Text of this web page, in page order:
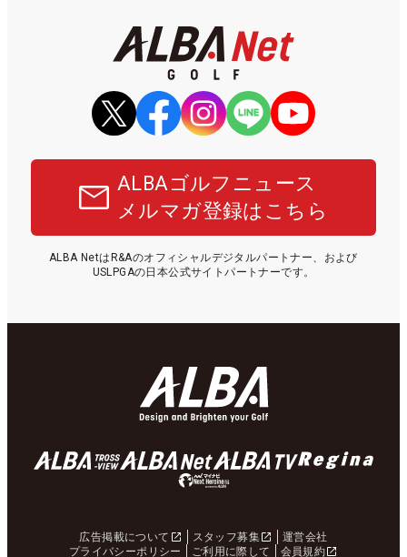
ALBAゴルフニュース
メルマガ登録はこちら
ALBA NetはR&Aのオフィシャルデジタルパートナー、および
USLPGAの日本公式サイトパートナーです。
広告掲載について スタッフ募集
運営会社
プライバシーポリシー
ご利用に際して 会員規約